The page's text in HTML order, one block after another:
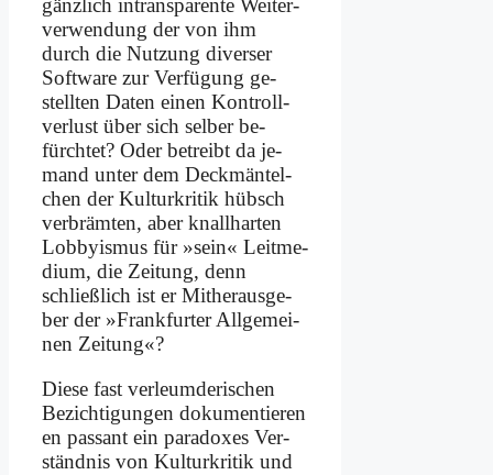
gänz­lich intrans­parente Wei­ter­
ver­wen­dung der von ihm
durch die Nut­zung di­ver­ser
Soft­ware zur Ver­fü­gung ge­
stell­ten Da­ten ei­nen Kon­troll­
ver­lust über sich sel­ber be­
fürch­tet? Oder be­treibt da je­
mand un­ter dem Deck­män­tel­
chen der Kul­tur­kri­tik hübsch
ver­bräm­ten, aber knall­har­ten
Lob­by­is­mus für »sein« Leit­me­
di­um, die Zei­tung, denn
schließ­lich ist er Mit­her­aus­ge­
ber der »Frank­fur­ter All­ge­mei­
nen Zei­tung«?
Die­se fast ver­leum­de­ri­schen
Be­zich­ti­gun­gen do­ku­men­tie­ren
en pas­sant ein pa­ra­do­xes Ver­
ständ­nis von Kul­tur­kri­tik und